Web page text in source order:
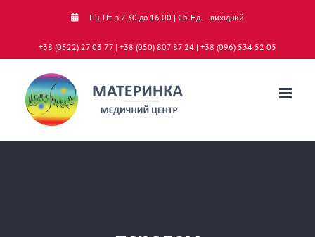
Пн.-Пт. з 7.30 до 16.00 | Сб.-Нд. – вихідний
+38 (0522) 27 03 77 | +38 (050) 807 87 24 | +38 (096) 534 52 05